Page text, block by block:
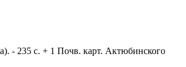
- 235 с. + 1 Почв. карт. Актюбинского